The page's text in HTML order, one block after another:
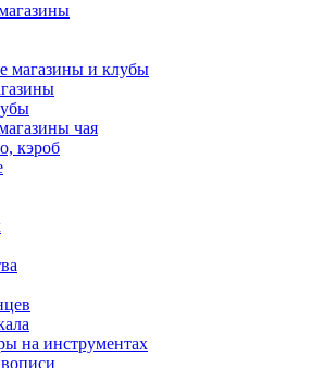
магазины и клубы
чая
кэроб
на инструментах